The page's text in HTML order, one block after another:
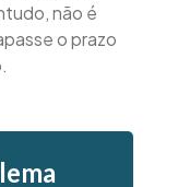
não é
o prazo